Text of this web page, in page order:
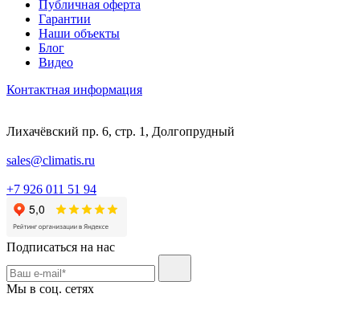
Публичная оферта
Гарантии
Наши объекты
Блог
Видео
Контактная информация
Лихачёвский пр. 6, стр. 1, Долгопрудный
sales@climatis.ru
+7 926 011 51 94
Подписаться на нас
Мы в соц. сетях